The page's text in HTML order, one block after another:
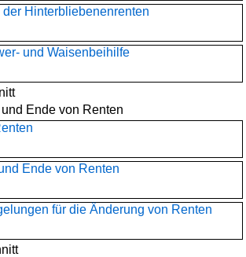
Hinterbliebenenrenten
und Waisenbeihilfe
Ende von Renten
Ende von Renten
für die Änderung von Renten